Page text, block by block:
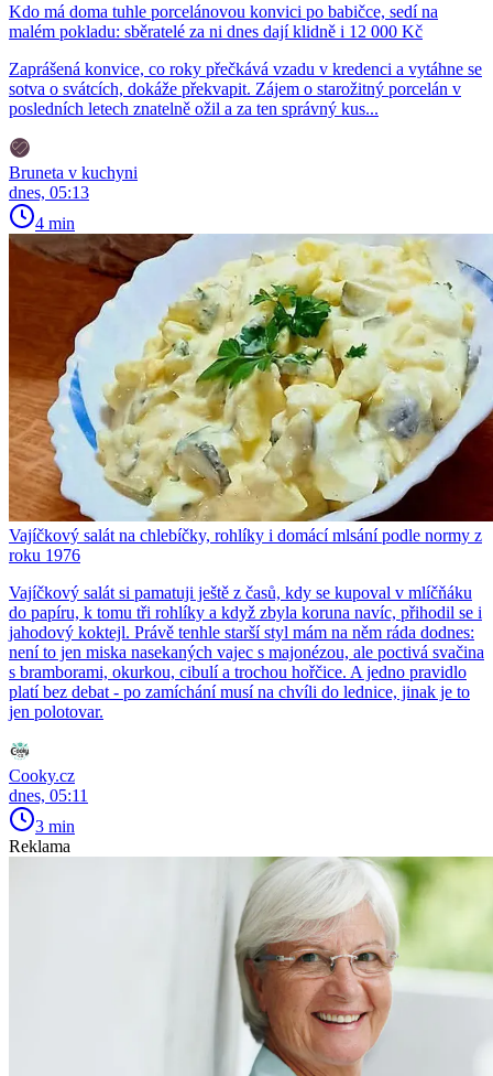
Kdo má doma tuhle porcelánovou konvici po babičce, sedí na
malém pokladu: sběratelé za ni dnes dají klidně i 12 000 Kč
Zaprášená konvice, co roky přečkává vzadu v kredenci a vytáhne se
sotva o svátcích, dokáže překvapit. Zájem o starožitný porcelán v
posledních letech znatelně ožil a za ten správný kus...
Bruneta v kuchyni
dnes, 05:13
4 min
Vajíčkový salát na chlebíčky, rohlíky i domácí mlsání podle normy z
roku 1976
Vajíčkový salát si pamatuji ještě z časů, kdy se kupoval v mlíčňáku
do papíru, k tomu tři rohlíky a když zbyla koruna navíc, přihodil se i
jahodový koktejl. Právě tenhle starší styl mám na něm ráda dodnes:
není to jen miska nasekaných vajec s majonézou, ale poctivá svačina
s bramborami, okurkou, cibulí a trochou hořčice. A jedno pravidlo
platí bez debat - po zamíchání musí na chvíli do lednice, jinak je to
jen polotovar.
Cooky.cz
dnes, 05:11
3 min
Reklama